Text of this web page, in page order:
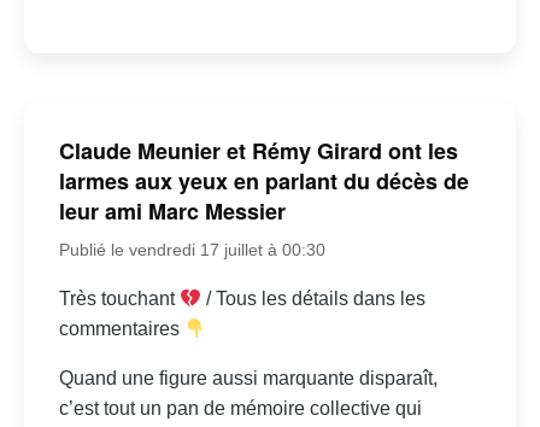
Claude Meunier et Rémy Girard ont les
larmes aux yeux en parlant du décès de
leur ami Marc Messier
Publié le vendredi 17 juillet à 00:30
Très touchant
/ Tous les détails dans les
commentaires
Quand une figure aussi marquante disparaît,
c’est tout un pan de mémoire collective qui